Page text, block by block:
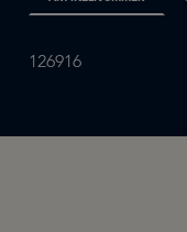
126916